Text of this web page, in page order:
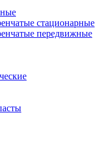
стационарные
передвижные